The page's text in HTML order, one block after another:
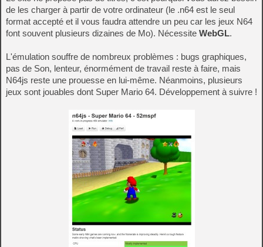
de les charger à partir de votre ordinateur (le .n64 est le seul
format accepté et il vous faudra attendre un peu car les jeux N64
font souvent plusieurs dizaines de Mo). Nécessite WebGL.
L'émulation souffre de nombreux problèmes : bugs graphiques,
pas de Son, lenteur, énormément de travail reste à faire, mais
N64js reste une prouesse en lui-même. Néanmoins, plusieurs
jeux sont jouables dont Super Mario 64. Développement à suivre !